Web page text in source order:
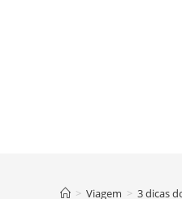
> Viagem > 3 dicas